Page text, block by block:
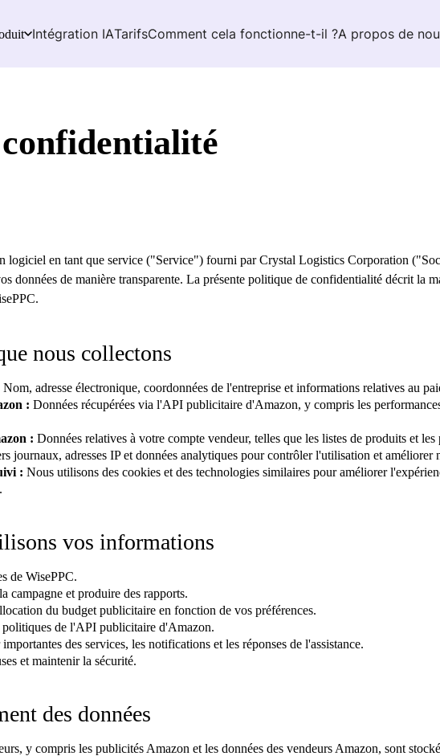
Intégration IATarifsComment cela fonctionne-t-il ?A propos de
logiciel en tant que service ("Service") fourni par Crystal Logistics Corporation
données de manière transparente. La présente politique de confidentialité décrit la
nous collectons
Nom, adresse électronique, coordonnées de l'entreprise et informations relatives au
: Données récupérées via l'API publicitaire d'Amazon, y compris les
: Données relatives à votre compte vendeur, telles que les listes de produits et les
journaux, adresses IP et données analytiques pour contrôler l'utilisation et améliorer
: Nous utilisons des cookies et des technologies similaires pour améliorer
vos informations
de WisePPC.
campagne et produire des rapports.
du budget publicitaire en fonction de vos préférences.
de l'API publicitaire d'Amazon.
des services, les notifications et les réponses de l'assistance.
et maintenir la sécurité.
des données
y compris les publicités Amazon et les données des vendeurs Amazon, sont